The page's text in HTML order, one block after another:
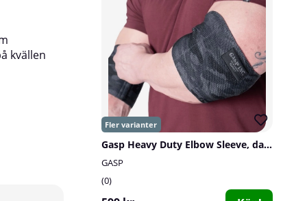
Gasp Heavy Duty Elbow Sleeve, dark camo
GASP
0
kvällen
10